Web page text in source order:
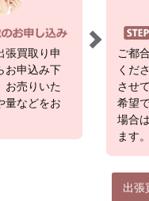
張買取り申
お申込み下
お売りいた
量などをお
ご都
くだ
させ
希望
場合
ます。
出張